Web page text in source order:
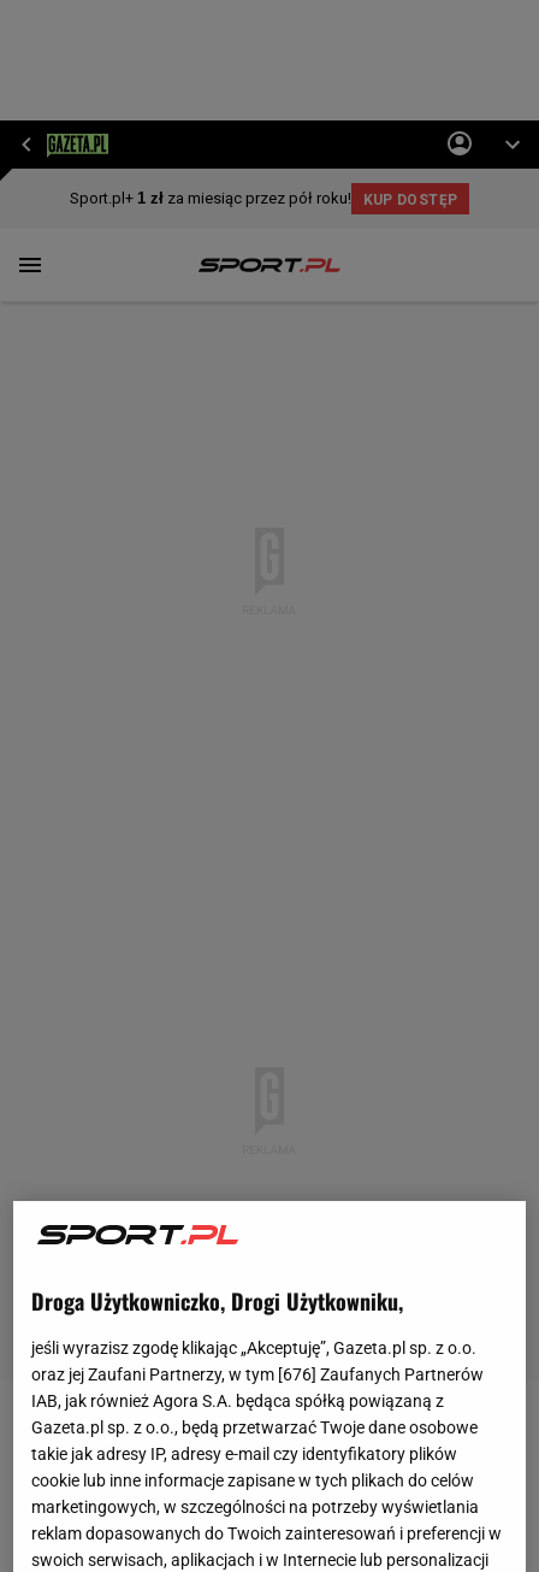
KAMILA SELLIER
Dramatyczny wypadek polskiej olimpijki.
"Mogłam stracić wzrok"
Piotr Więcławek,4 LIPCA 2026, 12:33
Droga Użytkowniczko, Drogi Użytkowniku,
jeśli wyrazisz zgodę klikając „Akceptuję”, Gazeta.pl sp. z o.o.
oraz jej Zaufani Partnerzy, w tym [676] Zaufanych Partnerów
IAB, jak również Agora S.A. będąca spółką powiązaną z
Gazeta.pl sp. z o.o., będą przetwarzać Twoje dane osobowe
takie jak adresy IP, adresy e-mail czy identyfikatory plików
cookie lub inne informacje zapisane w tych plikach do celów
marketingowych, w szczególności na potrzeby wyświetlania
reklam dopasowanych do Twoich zainteresowań i preferencji w
swoich serwisach, aplikacjach i w Internecie lub personalizacji